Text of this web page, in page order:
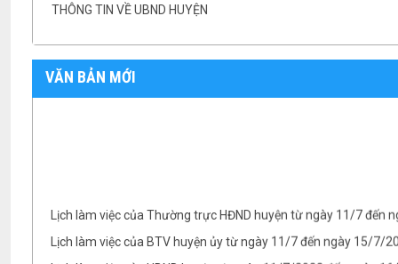
THÔNG TIN VỀ UBND HUYỆN
VĂN BẢN MỚI
Lịch làm việc của BTV huyện ủy từ ngày 11/7 đến ngày 15/7/
Lịch làm việc của UBND huyện từ ngày 11/7/2022 đến ngày